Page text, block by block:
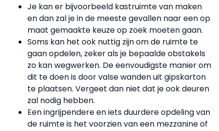
Je kan er bijvoorbeeld kastruimte van maken
en dan zal je in de meeste gevallen naar een op
maat gemaakte keuze op zoek moeten gaan.
Soms kan het ook nuttig zijn om de ruimte te
gaan opdelen, zeker als je bepaalde obstakels
zo kan wegwerken. De eenvoudigste manier om
dit te doen is door valse wanden uit gipskarton
te plaatsen. Vergeet dan niet dat je ook deuren
zal nodig hebben.
Een ingrijpendere en iets duurdere opdeling van
de ruimte is het voorzien van een mezzanine of